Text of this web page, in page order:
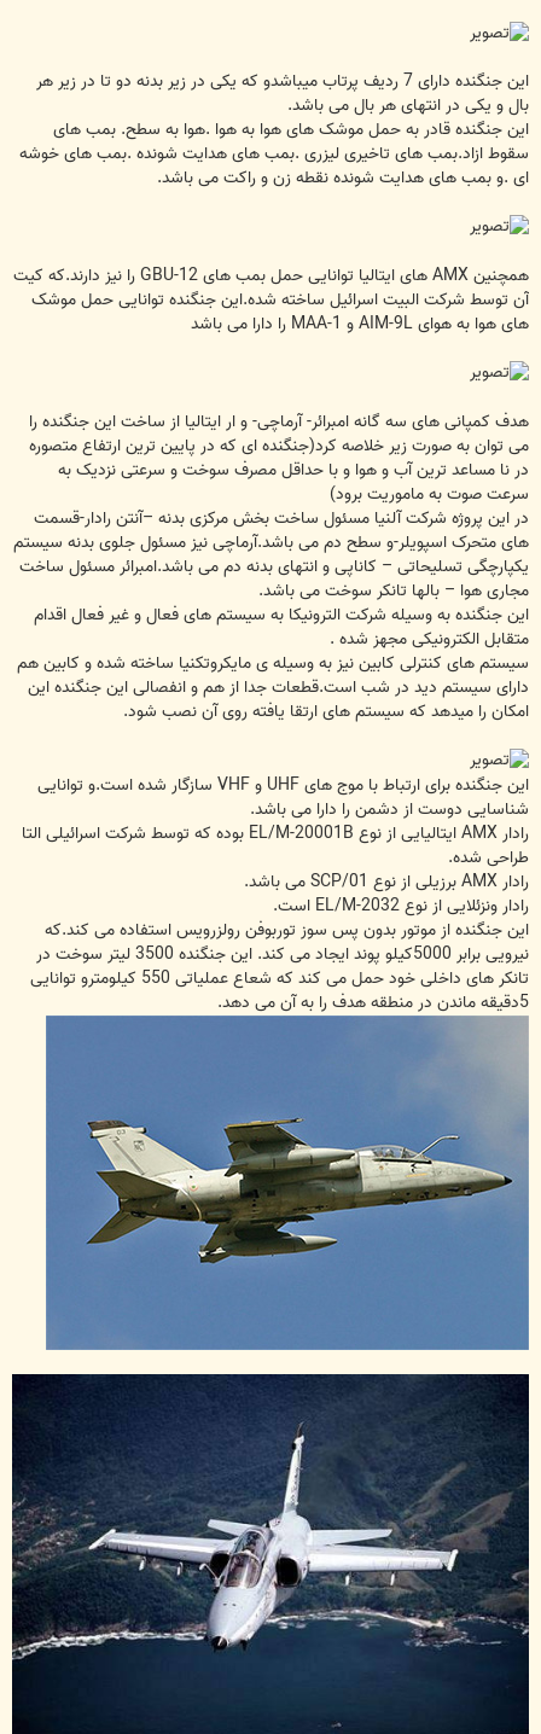
این جنگنده دارای 7 ردیف پرتاب میباشدو که یکی در زیر بدنه دو تا در زیر هر
بال و یکی در انتهای هر بال می باشد.
این جنگنده قادر به حمل موشک های هوا به هوا .هوا به سطح. بمب های
سقوط ازاد.بمب های تاخیری لیزری .بمب های هدایت شونده .بمب های خوشه
ای .و بمب های هدایت شونده نقطه زن و راکت می باشد.
همچنین AMX های ایتالیا توانایی حمل بمب های GBU-12 را نیز دارند.که کیت
آن توسط شرکت البیت اسرائیل ساخته شده.این جنگنده توانایی حمل موشک
های هوا به هوای AIM-9L و MAA-1 را دارا می باشد
هدف کمپانی های سه گانه امبرائر- آرماچی- و ار ایتالیا از ساخت این جنگنده را
می توان به صورت زیر خلاصه کرد(جنگنده ای که در پایین ترین ارتفاع متصوره
در نا مساعد ترین آب و هوا و با حداقل مصرف سوخت و سرعتی نزدیک به
سرعت صوت به ماموریت برود)
در این پروژه شرکت آلنیا مسئول ساخت بخش مرکزی بدنه –آنتن رادار-قسمت
های متحرک اسپویلر-و سطح دم می باشد.آرماچی نیز مسئول جلوی بدنه سیستم
یکپارچگی تسلیحاتی – کاناپی و انتهای بدنه دم می باشد.امبرائر مسئول ساخت
مجاری هوا – بالها تانکر سوخت می باشد.
این جنگنده به وسیله شرکت الترونیکا به سیستم های فعال و غیر فعال اقدام
متقابل الکترونیکی مجهز شده .
سیستم های کنترلی کابین نیز به وسیله ی مایکروتکنیا ساخته شده و کابین هم
دارای سیستم دید در شب است.قطعات جدا از هم و انفصالی این جنگنده این
امکان را میدهد که سیستم های ارتقا یافته روی آن نصب شود.
این جنگنده برای ارتباط با موج های UHF و VHF سازگار شده است.و توانایی
شناسایی دوست از دشمن را دارا می باشد.
رادار AMX ایتالیایی از نوع EL/M-20001B بوده که توسط شرکت اسرائیلی التا
طراحی شده.
رادار AMX برزیلی از نوع SCP/01 می باشد.
رادار ونزئلایی از نوع EL/M-2032 است.
این جنگنده از موتور بدون پس سوز توربوفن رولزرویس استفاده می کند.که
نیرویی برابر 5000کیلو پوند ایجاد می کند. این جنگنده 3500 لیتر سوخت در
تانکر های داخلی خود حمل می کند که شعاع عملیاتی 550 کیلومترو توانایی
5دقیقه ماندن در منطقه هدف را به آن می دهد.